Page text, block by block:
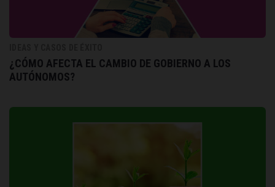
¿CÓMO AFECTA EL CAMBIO DE GOBIERNO A LOS
AUTÓNOMOS?